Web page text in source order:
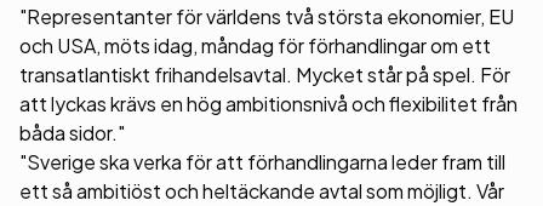
"Representanter för världens två största ekonomier, EU
och USA, möts idag, måndag för förhandlingar om ett
transatlantiskt frihandelsavtal. Mycket står på spel. För
att lyckas krävs en hög ambitionsnivå och flexibilitet från
båda sidor."
"Sverige ska verka för att förhandlingarna leder fram till
ett så ambitiöst och heltäckande avtal som möjligt. Vår